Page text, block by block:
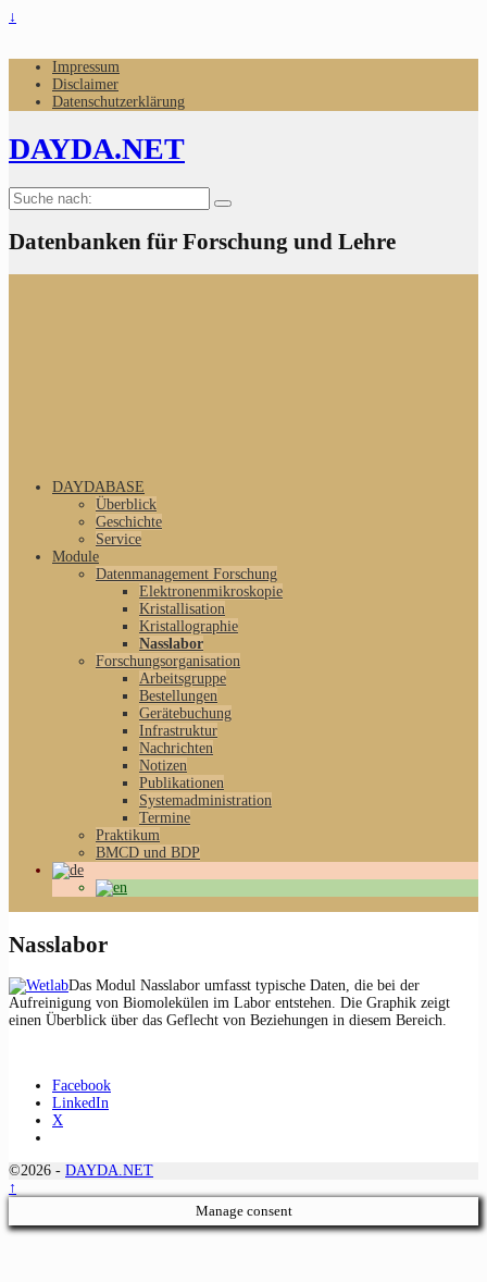
↓
Impressum
Disclaimer
Datenschutzerklärung
DAYDA.NET
Suche
nach:
Datenbanken für Forschung und Lehre
DAYDABASE
Überblick
Geschichte
Service
Module
Datenmanagement Forschung
Elektronenmikroskopie
Kristallisation
Kristallographie
Nasslabor
Forschungsorganisation
Arbeitsgruppe
Bestellungen
Gerätebuchung
Infrastruktur
Nachrichten
Notizen
Publikationen
Systemadministration
Termine
Praktikum
BMCD und BDP
Nasslabor
Das Modul Nasslabor umfasst typische Daten, die bei der
Aufreinigung von Biomolekülen im Labor entstehen. Die Graphik zeigt
einen Überblick über das Geflecht von Beziehungen in diesem Bereich.
Facebook
LinkedIn
X
©2026 - DAYDA.NET
↑
Manage consent